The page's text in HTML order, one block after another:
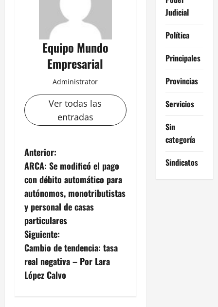
Equipo Mundo
Empresarial
Administrator
Ver todas las
entradas
N
a
v
e
g
a
c
Anterior:
ARCA: Se modificó el pago
con débito automático para
autónomos, monotributistas
y personal de casas
particulares
Siguiente:
Cambio de tendencia: tasa
real negativa – Por Lara
López Calvo
Judicial
Política
Principales
Provincias
Servicios
Sin
categoría
Sindicatos